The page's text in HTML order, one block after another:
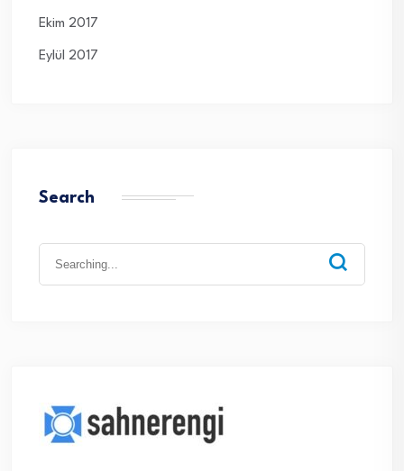
Ekim 2017
Eylül 2017
Search